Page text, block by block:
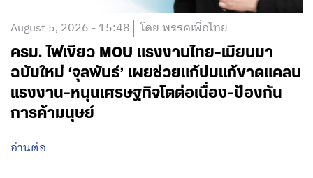
August 5, 2026 - 15:48 โดย พรรคเพื่อไทย
ครม. ไฟเขียว MOU แรงงานไทย-เมียนมา
ฉบับใหม่ ‘จุลพันธ์’ เผยช่วยแก้ปมแก้ขาดแคลน
แรงงาน-หนุนเศรษฐกิจโตต่อเนื่อง-ป้องกัน
การค้ามนุษย์
อ่านต่อ